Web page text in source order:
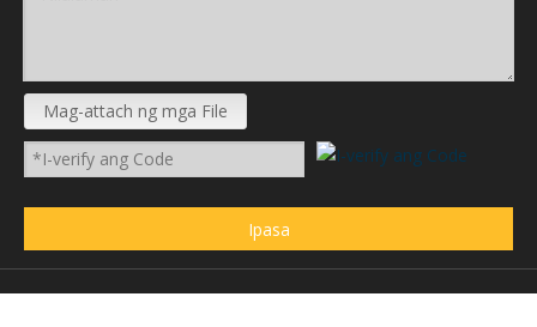
Mag-attach ng mga File
Ipasa